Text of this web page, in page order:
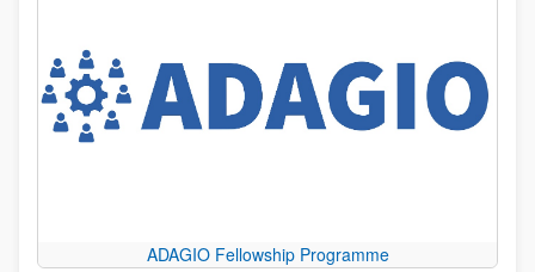
ADAGIO Fellowship Programme